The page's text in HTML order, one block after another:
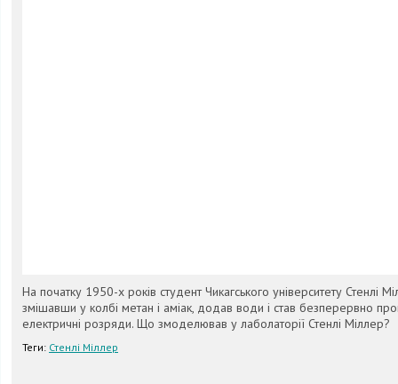
На початку 1950-х років студент Чикагського університету Стенлі
змішавши у колбі метан і аміак, додав води і став безперервно
електричні розряди. Що змоделював у лаболаторії Стенлі Міллер?
Теги: Стенлі Міллер